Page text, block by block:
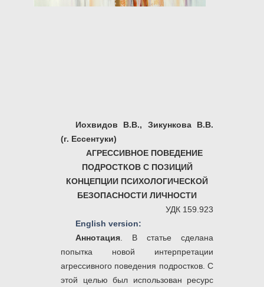
Иохвидов В.В., Зикункова В.В.
(г. Ессентуки)
АГРЕССИВНОЕ ПОВЕДЕНИЕ
ПОДРОСТКОВ С ПОЗИЦИЙ
КОНЦЕПЦИИ ПСИХОЛОГИЧЕСКОЙ
БЕЗОПАСНОСТИ ЛИЧНОСТИ
УДК 159.923
English version:
Аннотация . В статье сделана
попытка новой интерпретации
агрессивного поведения подростков. С
этой целью был использован ресурс